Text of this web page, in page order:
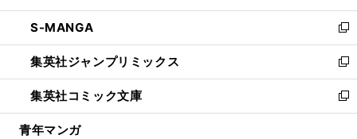
開
く
ウ
で
開
く
ン
ド
ウ
で
開
く
ウ
ィ
ン
ド
ウ
で
開
し
い
ウ
ィ
ン
ド
ウ
S-MANGA
新
し
い
ウ
ィ
ン
集英社ジャンプリミックス
新
し
い
ウ
集英社コミック文庫
新
し
青年マンガ